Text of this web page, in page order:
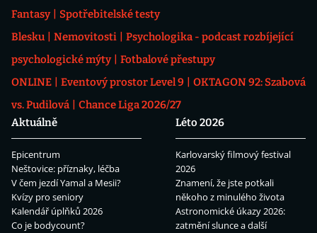
Fantasy
Spotřebitelské testy
Blesku
Nemovitosti
Psychologika - podcast rozbíjející
psychologické mýty
Fotbalové přestupy
ONLINE
Eventový prostor Level 9
OKTAGON 92: Szabová
vs. Pudilová
Chance Liga 2026/27
Aktuálně
Epicentrum
Neštovice: příznaky, léčba
V čem jezdí Yamal a Mesii?
Kvízy pro seniory
Kalendář úplňků 2026
Co je bodycount?
Léto 2026
Karlovarský filmový festival
2026
Znamení, že jste potkali
někoho z minulého života
Astronomické úkazy 2026:
zatmění slunce a další